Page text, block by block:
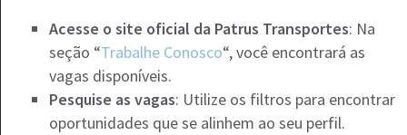
Acesse o site oficial da Patrus Transportes: Na
seção “Trabalhe Conosco“, você encontrará as
vagas disponíveis.
Pesquise as vagas: Utilize os filtros para encontrar
oportunidades que se alinhem ao seu perfil.